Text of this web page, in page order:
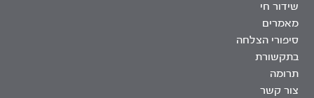
שידור חי
מאמרים
סיפורי הצלחה
בתקשורת
תרומה
צור קשר